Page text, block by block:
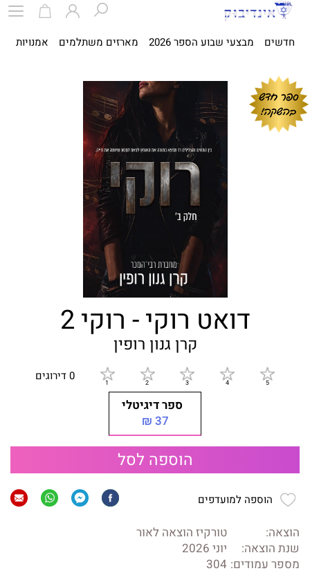
חדשים מבצעי שבוע הספר 2026 מארזים משתלמים אמנויות
דואט רוקי - רוקי 2
קרן גנון רופין
0 דירוגים
ספר דיגיטלי
37 ₪
הוספה לסל
הוספה למועדפים
הוצאה:
טורקיז הוצאה לאור
שנת הוצאה:
יוני 2026
מספר עמודים: 304